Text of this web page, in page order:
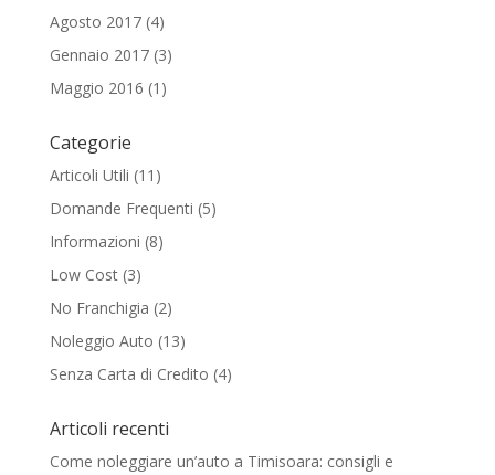
Agosto 2017(4)
Gennaio 2017(3)
Maggio 2016 (1)
Categorie
Articoli Utili (11)
Domande Frequenti (5)
Informazioni (8)
Low Cost(3)
No Franchigia (2)
Noleggio Auto (13)
Senza Carta di Credito (4)
Articoli recenti
Come noleggiare un’auto a Timisoara: consigli e